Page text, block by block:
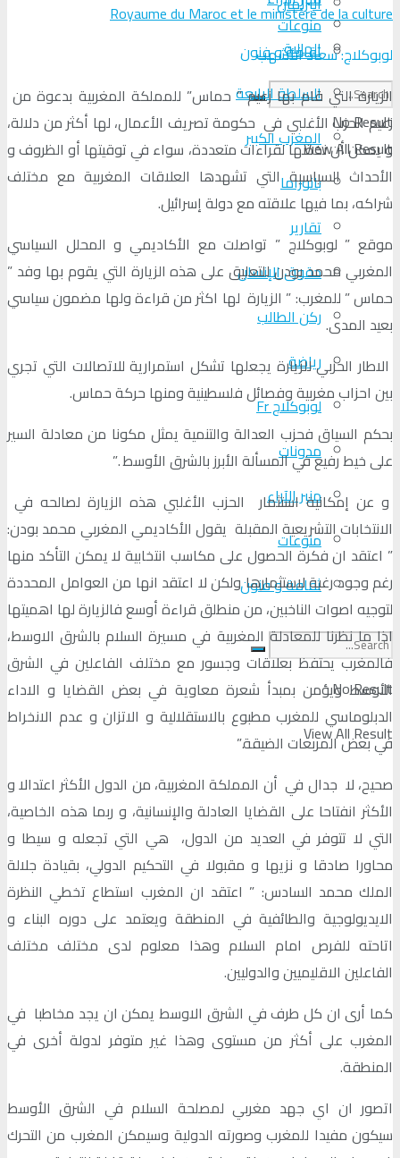
منوعات
ثقافة و فنون
No Result
View All Result
الجالية
السلطة الرابعة
المغرب الكبير
بانوراما
تقارير
حقوق الإنسان
ركن الطالب
رياضة
لوبوكلاج Fr
مدونات
منبر الآراء
منوعات
ثقافة و فنون
No Result
View All Result
Royaume du Maroc et le ministère de la culture
لوبوكلاج: سعاد الأشهب
الزيارة التي قام بها زعيم ” حماس” للمملكة المغربية بدعوة من
زعيم الحزب الأغلبي في حكومة تصريف الأعمال، لها أكثر من دلالة،
و يمكن أن نخضها لقراءات متعددة، سواء في توقيتها أو الظروف و
الأحداث السياسية التي تشهدها العلاقات المغربية مع مختلف
شراكه، بما فيها علاقته مع دولة إسرائيل.
موقع ” لوبوكلاج ” تواصلت مع الأكاديمي و المحلل السياسي
المغربي محمد بودن للتعليق على هذه الزيارة التي يقوم بها وفد ”
حماس ” للمغرب: ” الزيارة لها اكثر من قراءة ولها مضمون سياسي
بعيد المدى.
الاطار الحزبي للزيارة يجعلها تشكل استمرارية للاتصالات التي تجري
بين احزاب مغربية وفصائل فلسطينية ومنها حركة حماس.
بحكم السياق فحزب العدالة والتنمية يمثل مكونا من معادلة السير
على خيط رفيع في المسألة الأبرز بالشرق الأوسط .”
و عن إمكانية استثمار الحزب الأغلبي هذه الزيارة لصالحه في
الانتخابات التشريعية المقبلة يقول الأكاديمي المغربي محمد بودن:
” اعتقد ان فكرة الحصول على مكاسب انتخابية لا يمكن التأكد منها
رغم وجود رغبة لاستثمارها ولكن لا اعتقد انها من العوامل المحددة
لتوجيه اصوات الناخبين، من منطلق قراءة أوسع فالزيارة لها اهميتها
اذا ما نظرنا للمعادلة المغربية في مسيرة السلام بالشرق الاوسط،
فالمغرب يحتفظ بعلاقات وجسور مع مختلف الفاعلين في الشرق
الأوسط ويؤمن بمبدأ شعرة معاوية في بعض القضايا و الاداء
الدبلوماسي للمغرب مطبوع بالاستقلالية و الاتزان و عدم الانخراط
في بعض المربعات الضيقة.”
صحيح، لا جدال في أن المملكة المغربية، من الدول الأكثر اعتدالا و
الأكثر انفتاحا على القضايا العادلة والإنسانية، و ربما هذه الخاصية،
التي لا تتوفر في العديد من الدول، هي التي تجعله و سيطا و
محاورا صادقا و نزيها و مقبولا في التحكيم الدولي، بقيادة جلالة
الملك محمد السادس: ” اعتقد ان المغرب استطاع تخطي النظرة
الايديولوجية والطائفية في المنطقة ويعتمد على دوره البناء و
اتاحته للفرص امام السلام وهذا معلوم لدى مختلف مختلف
الفاعلين الاقليميين والدوليين.
كما أرى ان كل طرف في الشرق الاوسط يمكن ان يجد مخاطبا في
المغرب على أكثر من مستوى وهذا غير متوفر لدولة أخرى في
المنطقة.
اتصور ان اي جهد مغربي لمصلحة السلام في الشرق الأوسط
سيكون مفيدا للمغرب وصورته الدولية وسيمكن المغرب من التحرك